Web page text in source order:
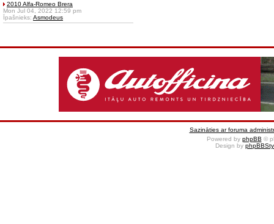
2010 Alfa-Romeo Brera
Mon Jul 04, 2022 12:59 pm
Īpašnieks: Asmodeus
Sazināties ar foruma
Powered by phpBB ©
Design by